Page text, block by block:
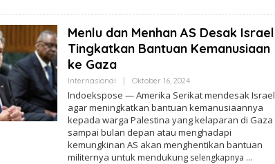
Menlu dan Menhan AS Desak Israel
Tingkatkan Bantuan Kemanusiaan
ke Gaza
Internasional Oktober 16, 2024O
L
E
H
A
D
M
I
N
Indoekspose — Amerika Serikat mendesak Israel
agar meningkatkan bantuan kemanusiaannya
kepada warga Palestina yang kelaparan di Gaza
sampai bulan depan atau menghadapi
kemungkinan AS akan menghentikan bantuan
militernya untuk mendukung selengkapnya